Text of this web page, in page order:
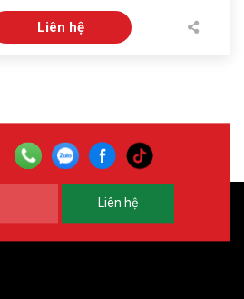
Liên hệ
Liên hệ